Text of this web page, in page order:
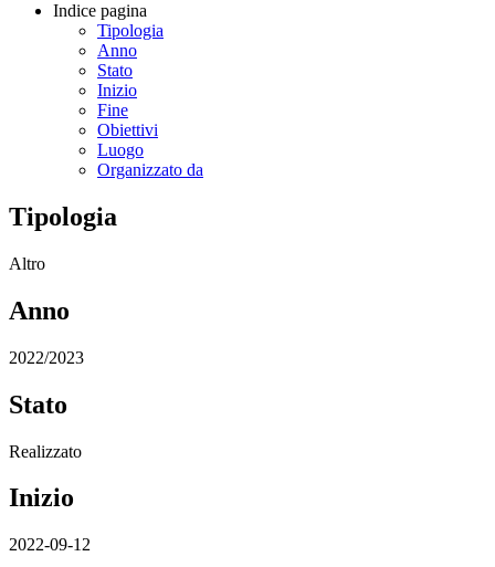
Indice pagina
Tipologia
Anno
Stato
Inizio
Fine
Obiettivi
Luogo
Organizzato da
Tipologia
Altro
Anno
2022/2023
Stato
Realizzato
Inizio
2022-09-12